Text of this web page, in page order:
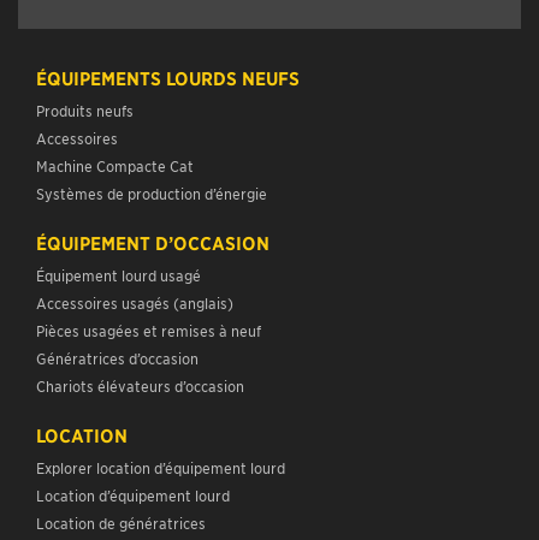
ÉQUIPEMENTS LOURDS NEUFS
Produits neufs
Accessoires
Machine Compacte Cat
Systèmes de production d’énergie
ÉQUIPEMENT D’OCCASION
Équipement lourd usagé
Accessoires usagés (anglais)
Pièces usagées et remises à neuf
Génératrices d’occasion
Chariots élévateurs d’occasion
LOCATION
Explorer location d’équipement lourd
Location d’équipement lourd
Location de génératrices